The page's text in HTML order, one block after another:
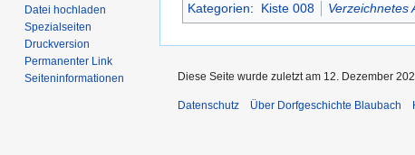
Kategorien: Kiste 008 Verzeichnetes
Datei hochladen
Spezialseiten
Druckversion
Permanenter Link
Seiten­informationen
Diese Seite wurde zuletzt am 12. Dezember
Datenschutz Über Dorfgeschichte Blaubach